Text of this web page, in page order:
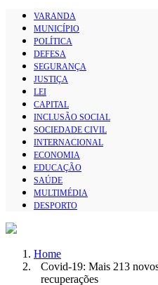
VARANDA
MUNICÍPIO
POLÍTICA
DEFESA
SEGURANÇA
JUSTIÇA
LEI
CAPITAL
INCLUSÃO SOCIAL
SOCIEDADE CIVIL
INTERNACIONAL
ECONOMIA
EDUCAÇÃO
SAÚDE
MULTIMÉDIA
DESPORTO
Home
Covid-19: Mais 213
recuperações